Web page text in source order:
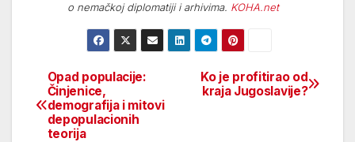
o nemačkoj diplomatiji i arhivima. KOHA.net
Beitragsnavigation
Ko je profitirao od
kraja Jugoslavije?
Opad populacije:
Činjenice,
demografija i mitovi
depopulacionih
teorija